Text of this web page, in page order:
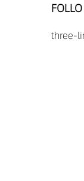
MICRO 45
line track light